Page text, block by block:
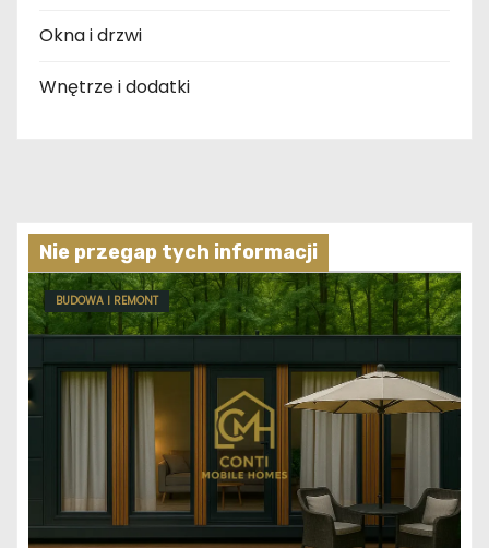
Okna i drzwi
Wnętrze i dodatki
Nie przegap tych informacji
BUDOWA I REMONT